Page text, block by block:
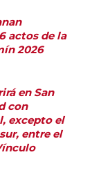
actos de la
2026
en San
con
excepto el
entre el